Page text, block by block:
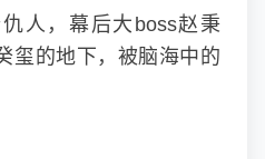
人，幕后大boss赵秉
玺的地下，被脑海中的